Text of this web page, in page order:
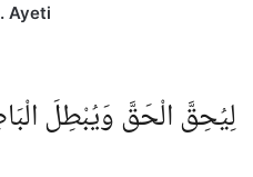
Ayeti
لِيُحِقَّ الْحَقَّ وَيُبْطِلَ